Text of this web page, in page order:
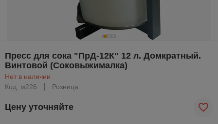
Пресс для сока "ПрД-12К" 12 л. Домкратный.
Винтовой (Соковыжималка)
Нет в наличии
Код: м226
Розница
Цену уточняйте